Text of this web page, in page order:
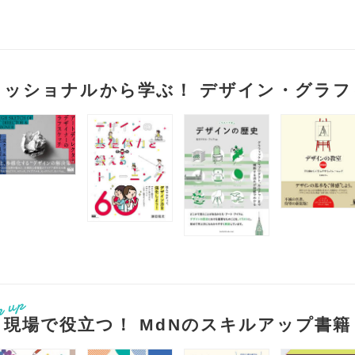
ショナルから学ぶ！ デザイン・グラ
現場で役立つ！ MdNのスキルアップ書籍